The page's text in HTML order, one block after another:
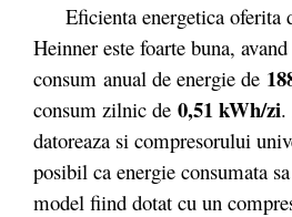
Eficienta energetica
Heinner este foarte buna,
consum anual de energie de
consum zilnic de 0,51 kWh/zi.
datoreaza si compresorului
posibil ca energie consumata
model fiind dotat cu un